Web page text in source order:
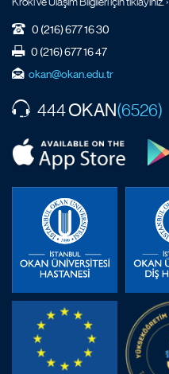
0 (216) 677 16 30
0 (216) 677 16 47
okan@okan.edu.tr
444OKAN(6526)